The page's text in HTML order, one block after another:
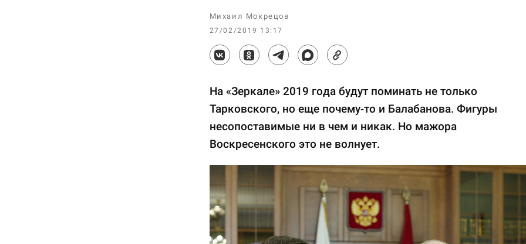
Михаил Мокрецов
27/02/2019 13:17
На «Зеркале» 2019 года будут поминать не только
Тарковского, но еще почему-то и Балабанова. Фигуры
несопоставимые ни в чем и никак. Но мажора
Воскресенского это не волнует.